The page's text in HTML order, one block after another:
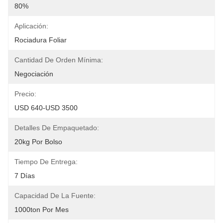
80%
Aplicación:
Rociadura Foliar
Cantidad De Orden Mínima:
Negociación
Precio:
USD 640-USD 3500
Detalles De Empaquetado:
20kg Por Bolso
Tiempo De Entrega:
7 Días
Capacidad De La Fuente:
1000ton Por Mes